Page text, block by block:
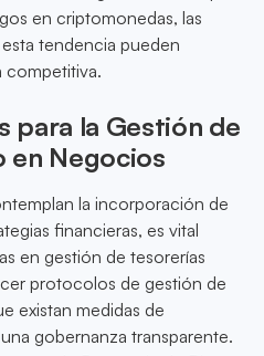
en criptomonedas, las
tendencia pueden
competitiva.
para la Gestión de
en Negocios
la incorporación de
financieras, es vital
en gestión de tesorerías
protocolos de gestión de
existan medidas de
gobernanza transparente.